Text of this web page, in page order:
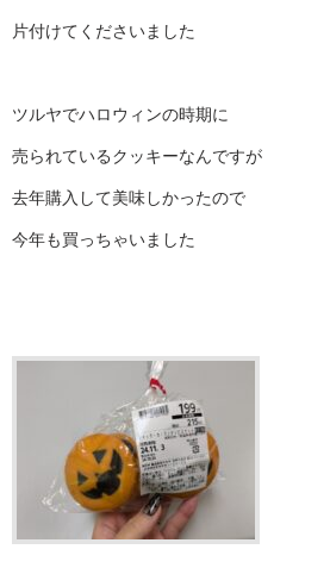
片付けてくださいました
ツルヤでハロウィンの時期に
売られているクッキーなんですが
去年購入して美味しかったので
今年も買っちゃいました